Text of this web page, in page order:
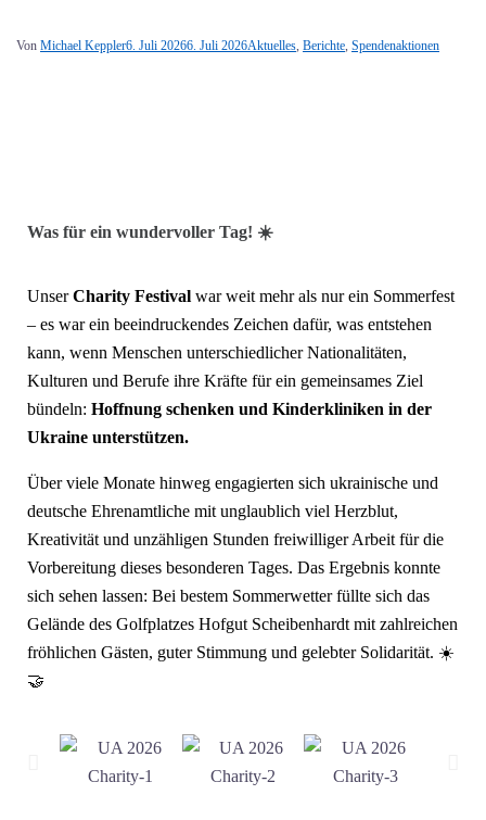
Von Michael Keppler6. Juli 20266. Juli 2026Aktuelles, Berichte, Spendenaktionen
Was für ein wundervoller Tag! ☀️
UnserCharity Festival war weit mehr als nur ein Sommerfest
– es war ein beeindruckendes Zeichen dafür, was entstehen
kann, wenn Menschen unterschiedlicher Nationalitäten,
Kulturen und Berufe ihre Kräfte für ein gemeinsames Ziel
bündeln: Hoffnung schenken und Kinderkliniken in der
Ukraine unterstützen.
Über viele Monate hinweg engagierten sich ukrainische und
deutsche Ehrenamtliche mit unglaublich viel Herzblut,
Kreativität und unzähligen Stunden freiwilliger Arbeit für die
Vorbereitung dieses besonderen Tages. Das Ergebnis konnte
sich sehen lassen: Bei bestem Sommerwetter füllte sich das
Gelände des Golfplatzes Hofgut Scheibenhardt mit zahlreichen
fröhlichen Gästen, guter Stimmung und gelebter Solidarität. ☀️
🤝